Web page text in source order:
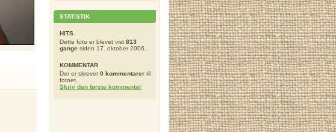
STATISTIK
HITS
Dette foto er blevet vist 813
gange siden 17. oktober 2006.
KOMMENTAR
Der er skrevet 0 kommentarer til
fotoet.
Skriv den første kommentar